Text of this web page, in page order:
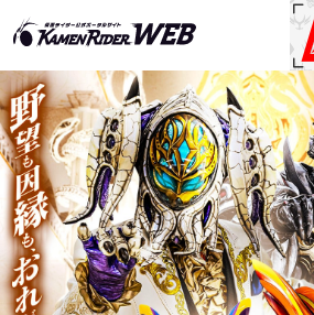
当サイトでは、機械的な自動翻訳サービスを使用していま
す。指定した言語に切り替わらないページは、ブラウザの翻
訳機能をご利用ください。